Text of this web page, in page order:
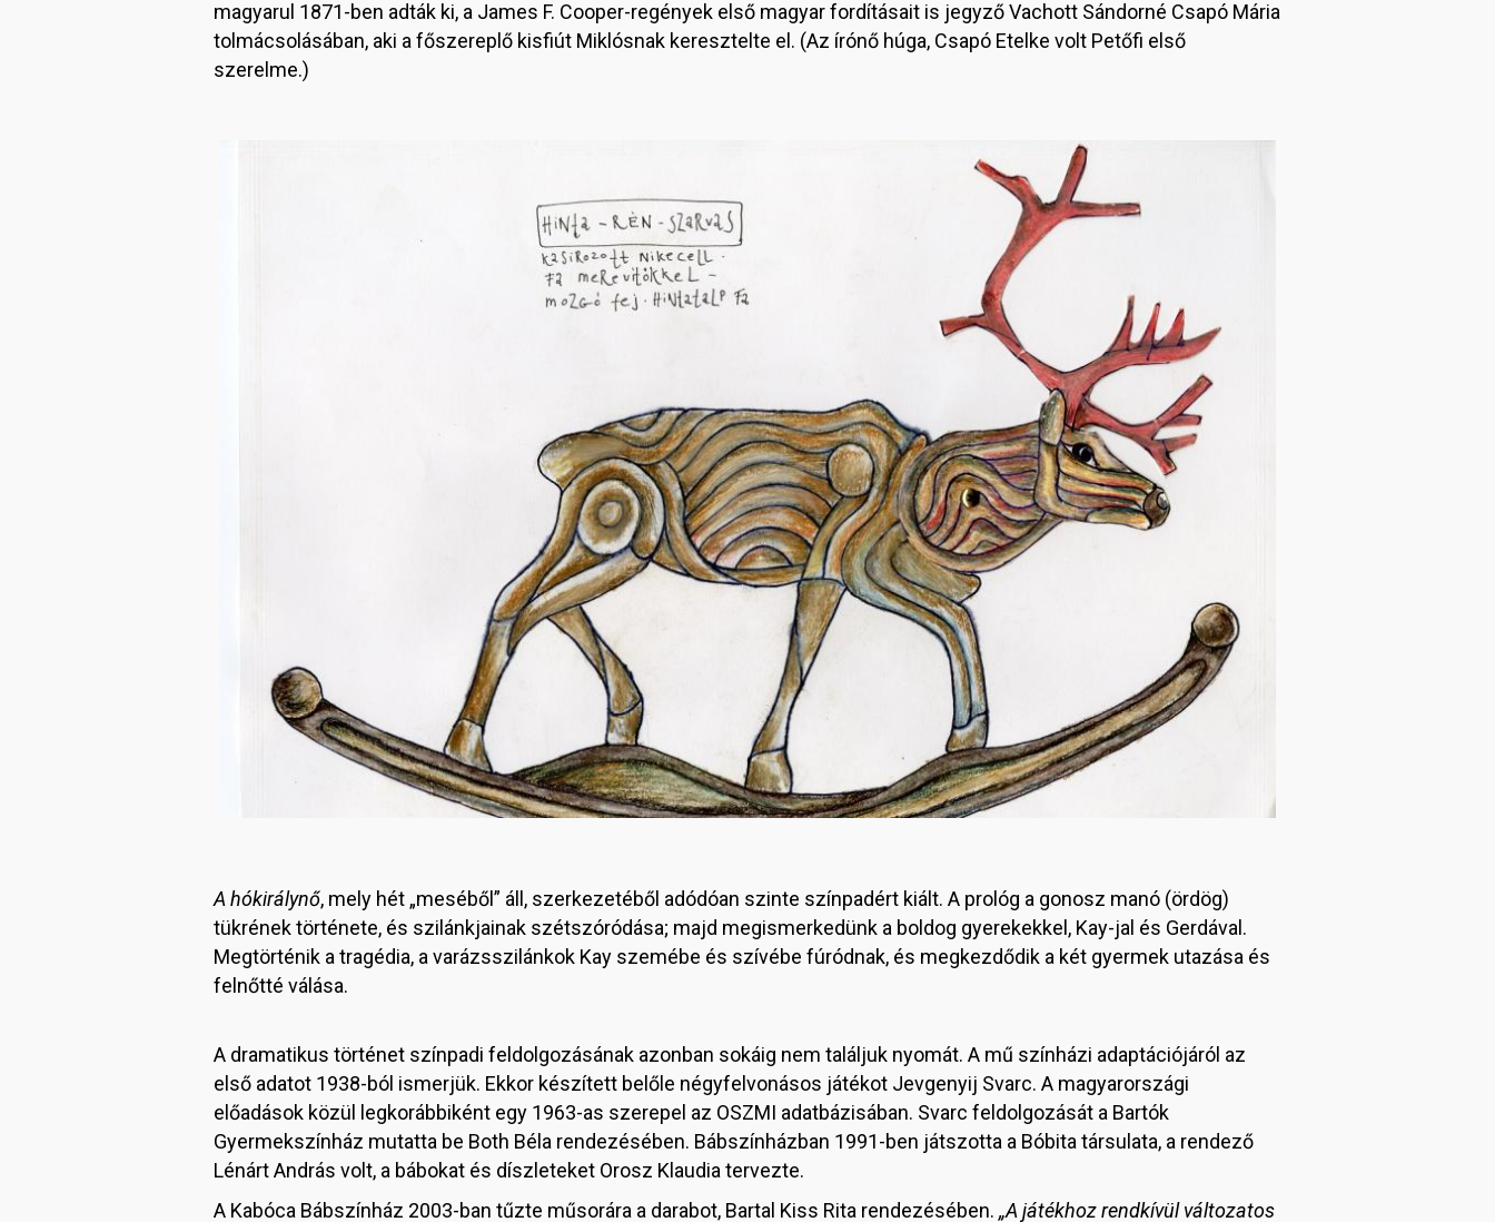
magyarul 1871-ben adták ki, a James F. Cooper-regények első magyar fordításait is jegyző Vachott Sándorné Csapó Mária
tolmácsolásában, aki a főszereplő kisfiút Miklósnak keresztelte el. (Az írónő húga, Csapó Etelke volt Petőfi első
szerelme.)
A hókirálynő, mely hét „meséből” áll, szerkezetéből adódóan szinte színpadért kiált. A prológ a gonosz manó (ördög)
tükrének története, és szilánkjainak szétszóródása; majd megismerkedünk a boldog gyerekekkel, Kay-jal és Gerdával.
Megtörténik a tragédia, a varázsszilánkok Kay szemébe és szívébe fúródnak, és megkezdődik a két gyermek utazása és
felnőtté válása.
A dramatikus történet színpadi feldolgozásának azonban sokáig nem találjuk nyomát. A mű színházi adaptációjáról az
első adatot 1938-ból ismerjük. Ekkor készített belőle négyfelvonásos játékot Jevgenyij Svarc. A magyarországi
előadások közül legkorábbiként egy 1963-as szerepel az OSZMI adatbázisában. Svarc feldolgozását a Bartók
Gyermekszínház mutatta be Both Béla rendezésében. Bábszínházban 1991-ben játszotta a Bóbita társulata, a rendező
Lénárt András volt, a bábokat és díszleteket Orosz Klaudia tervezte.
A Kabóca Bábszínház 2003-ban tűzte műsorára a darabot, Bartal Kiss Rita rendezésében. „A játékhoz rendkívül változatos